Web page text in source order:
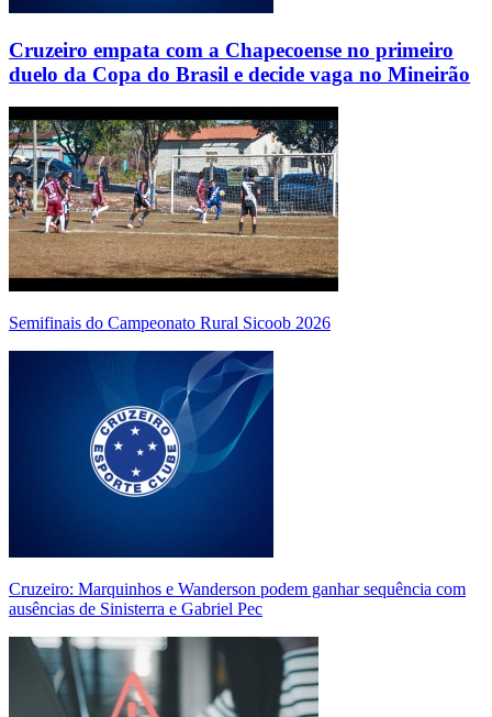
Cruzeiro empata com a Chapecoense no primeiro
duelo da Copa do Brasil e decide vaga no Mineirão
Semifinais do Campeonato Rural Sicoob 2026
Cruzeiro: Marquinhos e Wanderson podem ganhar sequência com
ausências de Sinisterra e Gabriel Pec